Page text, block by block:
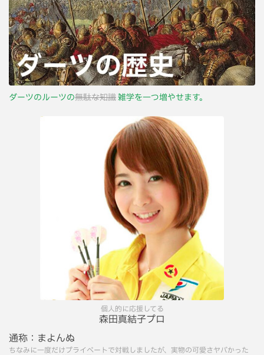
ダーツのルーツの無駄な知識雑学を一つ増やせます。
個人的に応援してる
森田真結子プロ
通称： まよんぬ
ちなみに一度だけプライベートで対戦しましたが、実物の可愛さヤバかった